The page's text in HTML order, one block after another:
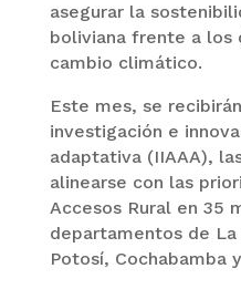
asegurar la
boliviana frente a los
cambio climático.
Este mes, se
investigación e
adaptativa (IIAAA),
alinearse con las
Accesos Rural en 35
departamentos de La
Potosí, Cochabamba